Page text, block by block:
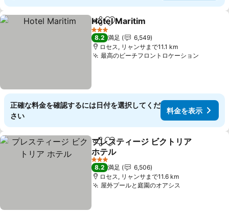
シェアお気に入りに追加
Hotel Maritim
3 ホテルのランク
8.2 満足
6,549
ロセス, リャンサまで11.1 km
最高のビーチフロントロケーション
正確な料金を確認するには日付を選択してくだ
さい
料金を表示
シェアお気に入りに追加
プレスティージ ビクトリア
ホテル
3 ホテルのランク
8.2 満足
6,506
ロセス, リャンサまで11.6 km
屋外プールと庭園のオアシス